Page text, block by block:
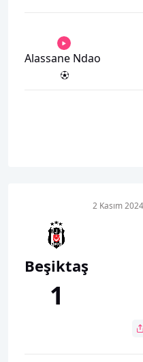
Alassane Ndao
Beşiktaş
1
2 Kasım